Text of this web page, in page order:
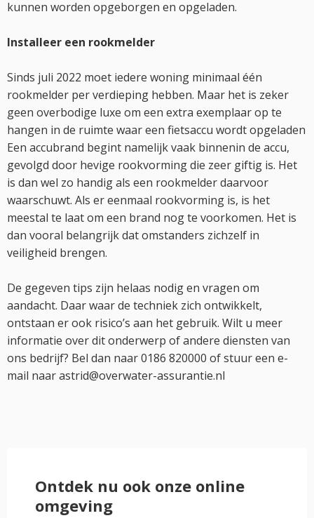
kunnen worden opgeborgen en opgeladen.
Installeer een rookmelder
Sinds juli 2022 moet iedere woning minimaal één
rookmelder per verdieping hebben. Maar het is zeker
geen overbodige luxe om een extra exemplaar op te
hangen in de ruimte waar een fietsaccu wordt opgeladen
Een accubrand begint namelijk vaak binnenin de accu,
gevolgd door hevige rookvorming die zeer giftig is. Het
is dan wel zo handig als een rookmelder daarvoor
waarschuwt. Als er eenmaal rookvorming is, is het
meestal te laat om een brand nog te voorkomen. Het is
dan vooral belangrijk dat omstanders zichzelf in
veiligheid brengen.
De gegeven tips zijn helaas nodig en vragen om
aandacht. Daar waar de techniek zich ontwikkelt,
ontstaan er ook risico’s aan het gebruik. Wilt u meer
informatie over dit onderwerp of andere diensten van
ons bedrijf? Bel dan naar 0186 820000 of stuur een e-
mail naar astrid@overwater-assurantie.nl
Ontdek nu ook onze online
omgeving